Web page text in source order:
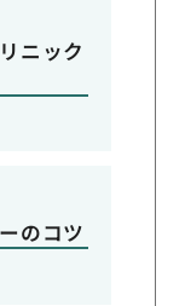
ニック
のコツ